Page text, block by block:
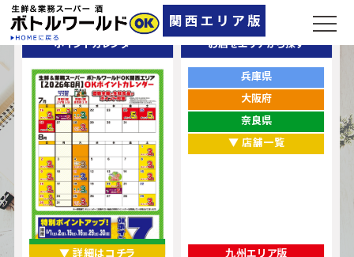
ポイントカレンダー
▼ 詳細はコチラ
お店をエリアから探す
兵庫県
大阪府
奈良県
▼ 店舗一覧
九州エリア版